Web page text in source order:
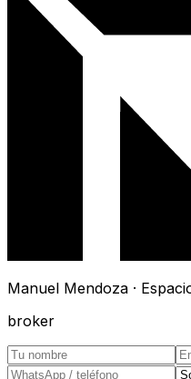
Manuel Mendoza ·
broker